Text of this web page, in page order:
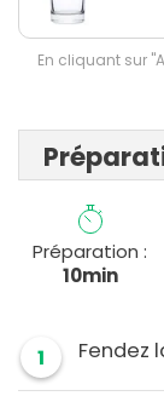
En cliquant sur
Préparation :
10min
1 Fendez